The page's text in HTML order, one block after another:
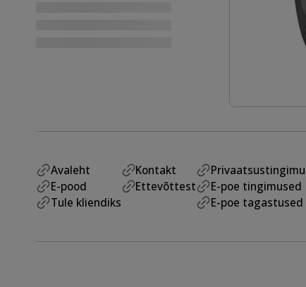
Avaleht
E-pood
Tule kliendiks
Kontakt
Ettevõttest
E-poe tingimused
E-poe tagastused